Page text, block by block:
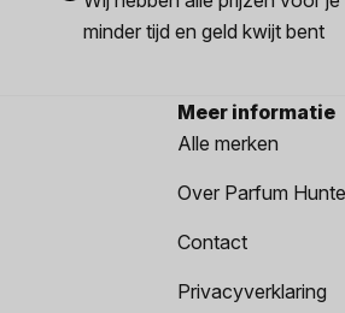
minder tijd en geld kwijt bent
Meer informatie
Alle merken
Over Parfum
Contact
Privacyverklaring